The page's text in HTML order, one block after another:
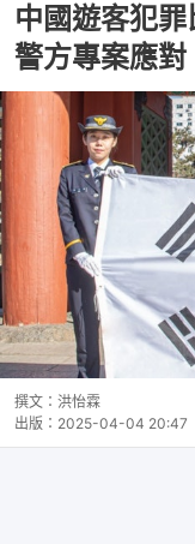
中國遊客犯
警方專案應對
撰文： 洪怡霖
出版： 2025-04-04 20:47